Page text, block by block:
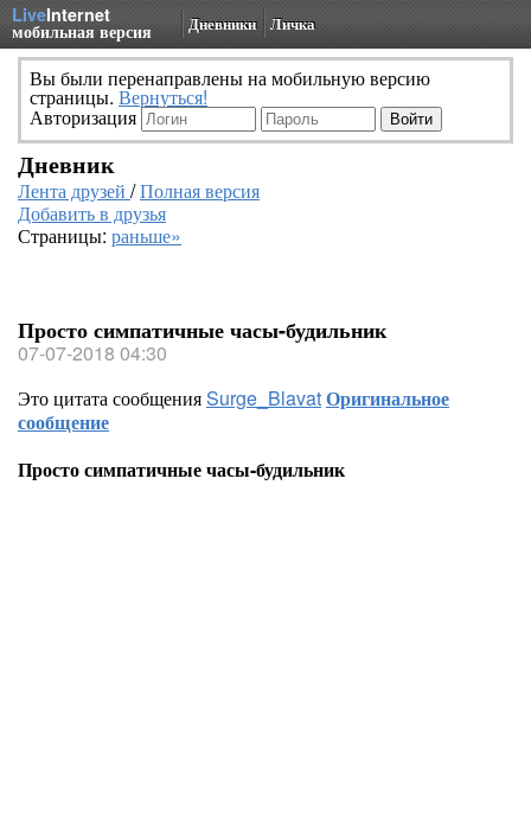
LiveInternet
мобильная версия Дневники Личка
Вы были перенаправлены на мобильную версию
страницы. Вернуться!
Авторизация
Дневник
Лента друзей /Полная версия
Добавить в друзья
Страницы: раньше»
Просто симпатичные часы-будильник
07-07-2018 04:30
Это цитата сообщенияSurge_BlavatОригинальное
сообщение
Просто симпатичные часы-будильник